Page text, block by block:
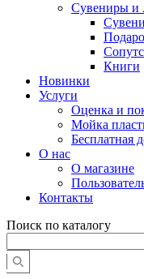
Сувениры и
Книги
Новинки
Услуги
Оценка и
Мойка
Бесплатная
О нас
О магазине
Контакты
Поиск по каталогу